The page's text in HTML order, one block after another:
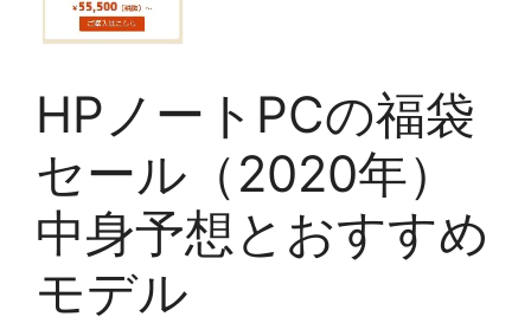
HPノートPCの福袋
セール（2020年）
中身予想とおすすめ
モデル